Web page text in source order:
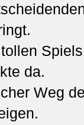
da.
Weg